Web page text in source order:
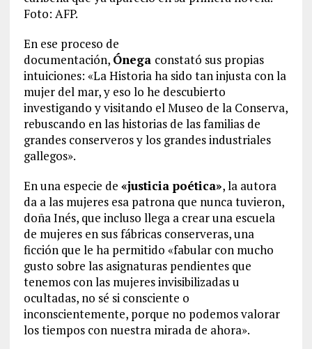
Foto: AFP.
En ese proceso de
documentación, Ónega constató sus propias
intuiciones: «La Historia ha sido tan injusta con la
mujer del mar, y eso lo he descubierto
investigando y visitando el Museo de la Conserva,
rebuscando en las historias de las familias de
grandes conserveros y los grandes industriales
gallegos».
En una especie de «justicia poética», la autora
da a las mujeres esa patrona que nunca tuvieron,
doña Inés, que incluso llega a crear una escuela
de mujeres en sus fábricas conserveras, una
ficción que le ha permitido «fabular con mucho
gusto sobre las asignaturas pendientes que
tenemos con las mujeres invisibilizadas u
ocultadas, no sé si consciente o
inconscientemente, porque no podemos valorar
los tiempos con nuestra mirada de ahora».